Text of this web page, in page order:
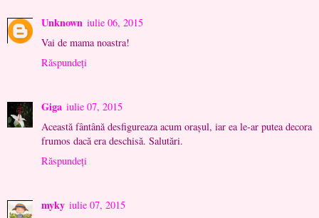
Unknown iulie 06, 2015
Vai de mama noastra!
Răspundeți
Giga iulie 07, 2015
Această fântână desfigureaza acum orașul, iar ea le-ar putea decora
frumos dacă era deschisă. Salutări.
Răspundeți
myky iulie 07, 2015